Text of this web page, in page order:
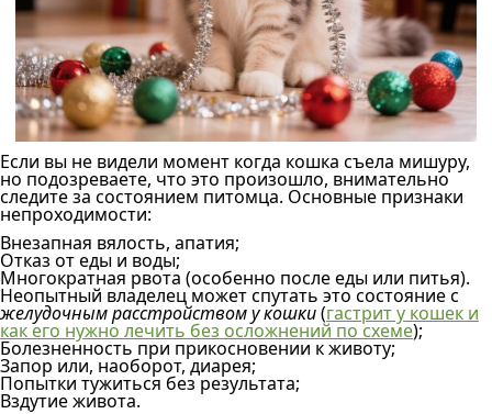
Если вы не видели момент когда кошка съела мишуру,
но подозреваете, что это произошло, внимательно
следите за состоянием питомца. Основные признаки
непроходимости:
Внезапная вялость, апатия;
Отказ от еды и воды;
Многократная рвота (особенно после еды или питья).
Неопытный владелец может спутать это состояние с
желудочным расстройством у кошки(гастрит у кошек и
как его нужно лечить без осложнений по схеме);
Болезненность при прикосновении к животу;
Запор или, наоборот, диарея;
Попытки тужиться без результата;
Вздутие живота.